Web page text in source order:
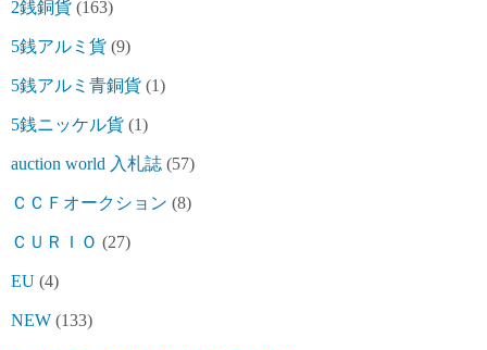
2銭銅貨 (163)
5銭アルミ貨 (9)
5銭アルミ青銅貨 (1)
5銭ニッケル貨 (1)
auction world 入札誌 (57)
ＣＣＦオークション (8)
ＣＵＲＩＯ (27)
EU (4)
NEW (133)